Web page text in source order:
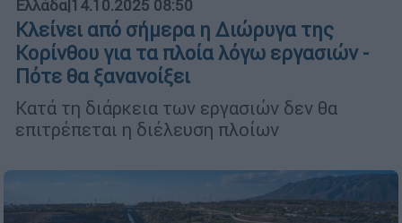
Ελλάδα 14.10.2025 08:50
Κλείνει από σήμερα η Διώρυγα της
Κορίνθου για τα πλοία λόγω εργασιών -
Πότε θα ξανανοίξει
Κατά τη διάρκεια των εργασιών δεν θα
επιτρέπεται η διέλευση πλοίων